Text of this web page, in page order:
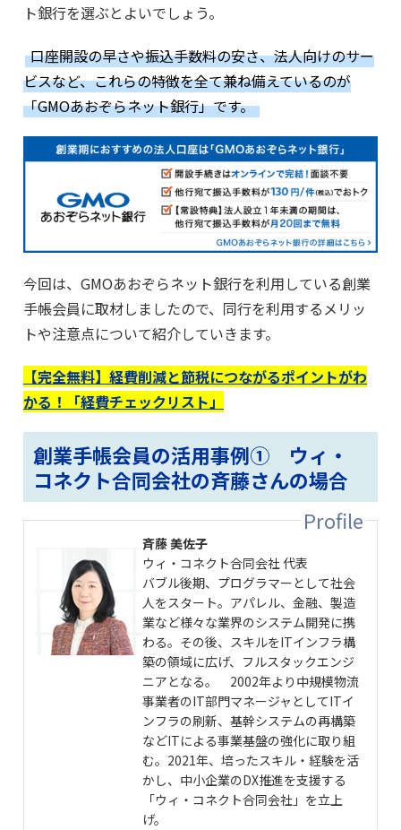
ト銀行を選ぶとよいでしょう。
口座開設の早さや振込手数料の安さ、法人向けのサー
ビスなど、これらの特徴を全て兼ね備えているのが
「GMOあおぞらネット銀行」です。
今回は、GMOあおぞらネット銀行を利用している創業
手帳会員に取材しましたので、同行を利用するメリッ
トや注意点について紹介していきます。
【完全無料】経費削減と節税につながるポイントがわ
かる！「経費チェックリスト」
創業手帳会員の活用事例① ウィ・
コネクト合同会社の斉藤さんの場合
斉藤 美佐子
ウィ・コネクト合同会社 代表
バブル後期、プログラマーとして社会
人をスタート。アパレル、金融、製造
業など様々な業界のシステム開発に携
わる。その後、スキルをITインフラ構
築の領域に広げ、フルスタックエンジ
ニアとなる。 2002年より中規模物流
事業者のIT部門マネージャとしてITイ
ンフラの刷新、基幹システムの再構築
などITによる事業基盤の強化に取り組
む。2021年、培ったスキル・経験を活
かし、中小企業のDX推進を支援する
「ウィ・コネクト合同会社」を立上
げ。